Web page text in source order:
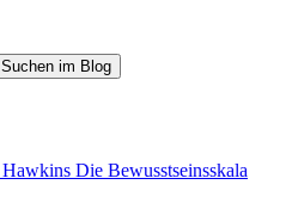
Suchen im Blog
Die Bewusstseinsskala